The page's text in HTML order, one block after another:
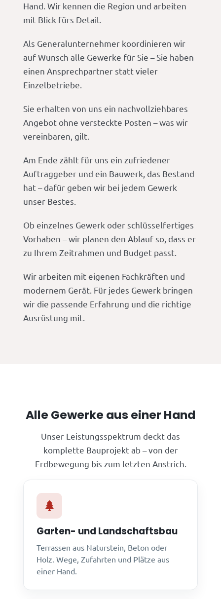
Hand. Wir kennen die Region und arbeiten
mit Blick fürs Detail.
Als Generalunternehmer koordinieren wir
auf Wunsch alle Gewerke für Sie – Sie haben
einen Ansprechpartner statt vieler
Einzelbetriebe.
Sie erhalten von uns ein nachvollziehbares
Angebot ohne versteckte Posten – was wir
vereinbaren, gilt.
Am Ende zählt für uns ein zufriedener
Auftraggeber und ein Bauwerk, das Bestand
hat – dafür geben wir bei jedem Gewerk
unser Bestes.
Ob einzelnes Gewerk oder schlüsselfertiges
Vorhaben – wir planen den Ablauf so, dass er
zu Ihrem Zeitrahmen und Budget passt.
Wir arbeiten mit eigenen Fachkräften und
modernem Gerät. Für jedes Gewerk bringen
wir die passende Erfahrung und die richtige
Ausrüstung mit.
Alle Gewerke aus einer Hand
Unser Leistungsspektrum deckt das
komplette Bauprojekt ab – von der
Erdbewegung bis zum letzten Anstrich.
Garten- und Landschaftsbau
Terrassen aus Naturstein, Beton oder
Holz. Wege, Zufahrten und Plätze aus
einer Hand.